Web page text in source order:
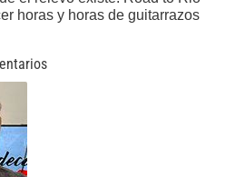
horas y horas de guitarrazos